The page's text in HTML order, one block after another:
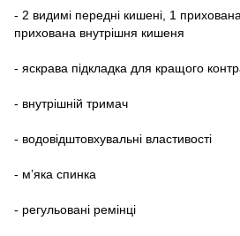
- 2 видимі передні кишені, 1
прихована внутрішня кишеня
- яскрава підкладка для кращого
- внутрішній тримач
- водовідштовхувальні властивості
- м’яка спинка
- регульовані ремінці